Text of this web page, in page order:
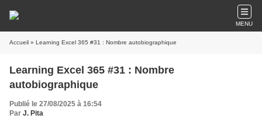
MENU
Accueil » Learning Excel 365 #31 : Nombre autobiographique
Learning Excel 365 #31 : Nombre
autobiographique
Publié le 27/08/2025 à 16:54
Par J. Pita